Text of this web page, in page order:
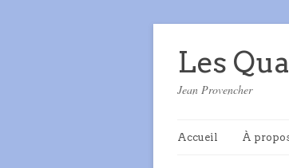
Les
Jean Provencher
Accueil À